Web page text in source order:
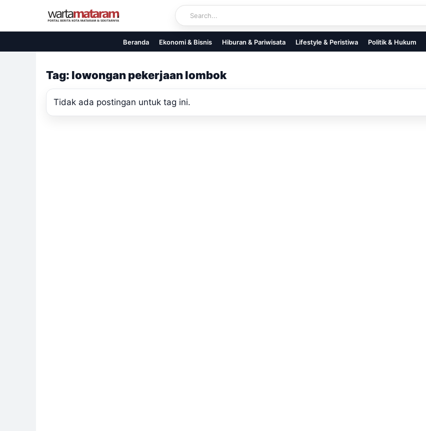
content
Beranda Ekonomi & Bisnis Hiburan & Pariwisata Lifestyle & Peristiwa Politik & Hukum
Tag: lowongan pekerjaan lombok
Tidak ada postingan untuk tag ini.